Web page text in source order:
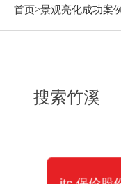
首页>景观亮化成功案例
搜索竹溪